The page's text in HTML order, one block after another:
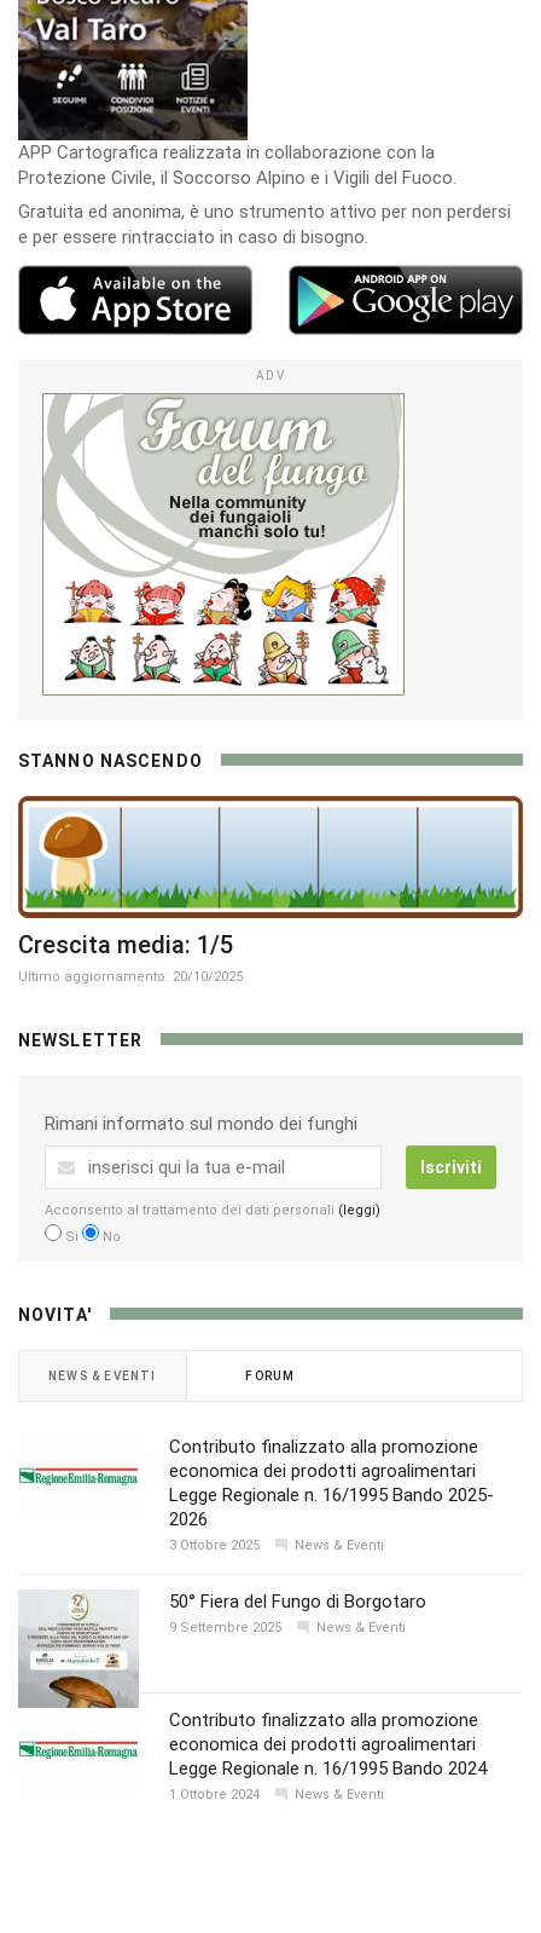
APP Cartografica realizzata in collaborazione con la
Protezione Civile, il Soccorso Alpino e i Vigili del Fuoco.
Gratuita ed anonima, è uno strumento attivo per non perdersi
e per essere rintracciato in caso di bisogno.
ADV
STANNO NASCENDO
Crescita media: 1/5
Ultimo aggiornamento: 20/10/2025
NEWSLETTER
Rimani informato sul mondo dei funghi
Iscriviti
Acconsento al trattamento dei dati personali (leggi)
Si
No
NOVITA'
NEWS & EVENTI FORUM
Contributo finalizzato alla promozione
economica dei prodotti agroalimentari
Legge Regionale n. 16/1995 Bando 2025-
2026
3 Ottobre 2025 News & Eventi
50° Fiera del Fungo di Borgotaro
9 Settembre 2025 News & Eventi
Contributo finalizzato alla promozione
economica dei prodotti agroalimentari
Legge Regionale n. 16/1995 Bando 2024
1 Ottobre 2024 News & Eventi